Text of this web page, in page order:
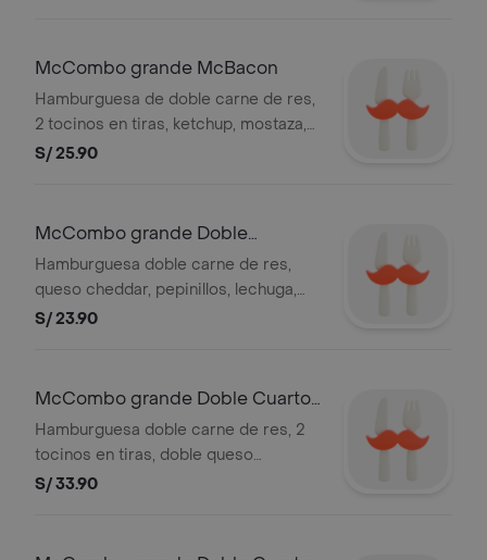
Imagen referencial.
McCombo grande McBacon
Hamburguesa de doble carne de res,
2 tocinos en tiras, ketchup, mostaza,
cebolla, queso cheddar en pan con
Imagen referencial.
S/ 25.90
McCombo grande Doble
Hamburguesa con queso
Hamburguesa doble carne de res,
queso cheddar, pepinillos, lechuga,
pan en centro, salsa Big Mac en pan
Imagen referencial.
S/ 23.90
McCombo grande Doble Cuarto
de Libra Bacon
Hamburguesa doble carne de res, 2
tocinos en tiras, doble queso
cheddar, pepinillos, mostaza, ketchup,
21 oz, a elección. Imagen referencial.
S/ 33.90